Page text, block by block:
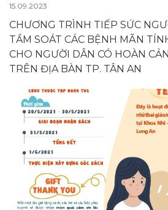
15.09.2023
CHƯƠNG TRÌNH TIẾP SỨC
TẦM SOÁT CÁC BỆNH MÃN
CHO NGƯỜI DÂN CÓ HOÀN
TRÊN ĐỊA BÀN TP. TÂN AN